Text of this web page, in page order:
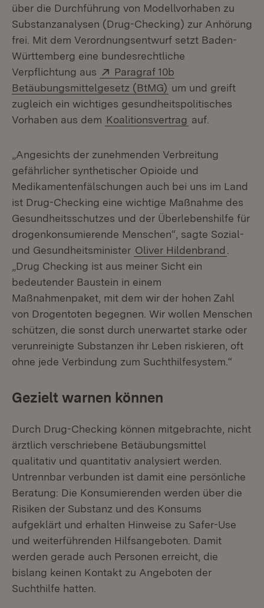
über die Durchführung von Modellvorhaben zu
Substanzanalysen (Drug-Checking) zur Anhörung
frei. Mit dem Verordnungsentwurf setzt Baden-
Württemberg eine bundesrechtliche
Verpflichtung aus
Extern:
Paragraf 10b
Betäubungsmittelgesetz (BtMG) (Öffnet in neuem
um und greift
zugleich ein wichtiges gesundheitspolitisches
Vorhaben aus dem Koalitionsvertrag auf.
„Angesichts der zunehmenden Verbreitung
gefährlicher synthetischer Opioide und
Medikamentenfälschungen auch bei uns im Land
ist Drug-Checking eine wichtige Maßnahme des
Gesundheitsschutzes und der Überlebenshilfe für
drogenkonsumierende Menschen“, sagte Sozial-
und Gesundheitsminister Oliver Hildenbrand
„Drug Checking ist aus meiner Sicht ein
bedeutender Baustein in einem
Maßnahmenpaket, mit dem wir der hohen Zahl
von Drogentoten begegnen. Wir wollen Menschen
schützen, die sonst durch unerwartet starke oder
verunreinigte Substanzen ihr Leben riskieren, oft
ohne jede Verbindung zum Suchthilfesystem.“
Gezielt warnen können
Durch Drug-Checking können mitgebrachte, nicht
ärztlich verschriebene Betäubungsmittel
qualitativ und quantitativ analysiert werden.
Untrennbar verbunden ist damit eine persönliche
Beratung: Die Konsumierenden werden über die
Risiken der Substanz und des Konsums
aufgeklärt und erhalten Hinweise zu Safer-Use
und weiterführenden Hilfsangeboten. Damit
werden gerade auch Personen erreicht, die
bislang keinen Kontakt zu Angeboten der
Suchthilfe hatten.